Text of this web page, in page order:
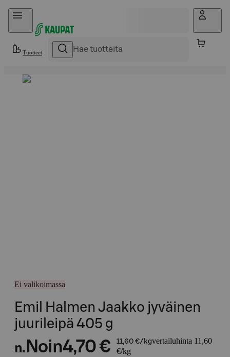
Hyppää sisältöön
Tuotteet
Ei valikoimassa
Emil Halmen Jaakko jyväinen
juurileipä 405 g
n. Noin4,70 € 11,60 €/kgvertailuhinta 11,60
€/kg